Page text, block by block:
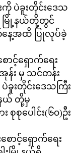
ပဲခူးတိုင်းဒေသ
) မြို့နယ်တို့တွင်
က်နေ့အထိ ပြုလုပ်ခဲ့
ာင့်ရှောက်ရေး
န်း မှ သင်တန်း
ခူးတိုင်းဒေသကြီး
နယ် တို့မှ
စုပေါင်း(၆၀)ဦး
ာင့်ရှောက်ရေး